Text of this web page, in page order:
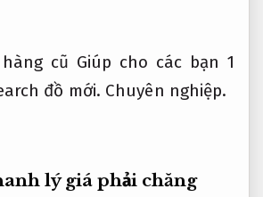
cũ Giúp cho các bạn 1
đồ mới. Chuyên nghiệp.
lý giá phải chăng